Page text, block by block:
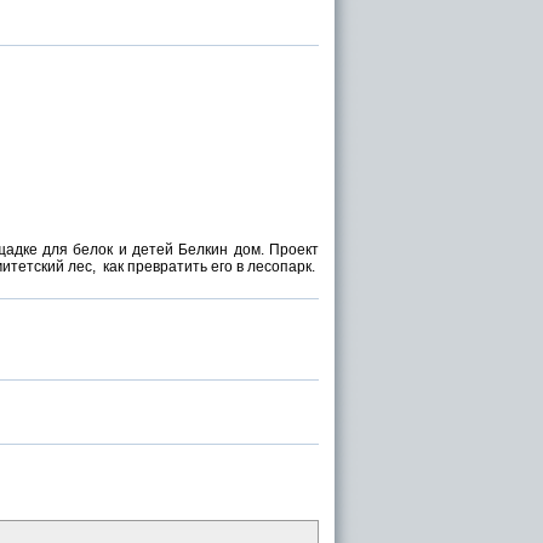
для белок и детей Белкин дом. Проект
лес, как превратить его в лесопарк.